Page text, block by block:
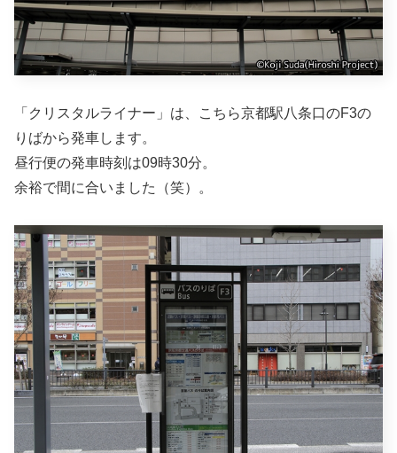
「クリスタルライナー」は、こちら京都駅八条口のF3の
りばから発車します。
昼行便の発車時刻は09時30分。
余裕で間に合いました（笑）。